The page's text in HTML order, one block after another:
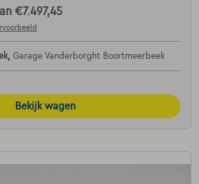
€7.497,45
Garage Vanderborght Boortmeerbeek
Bekijk wagen